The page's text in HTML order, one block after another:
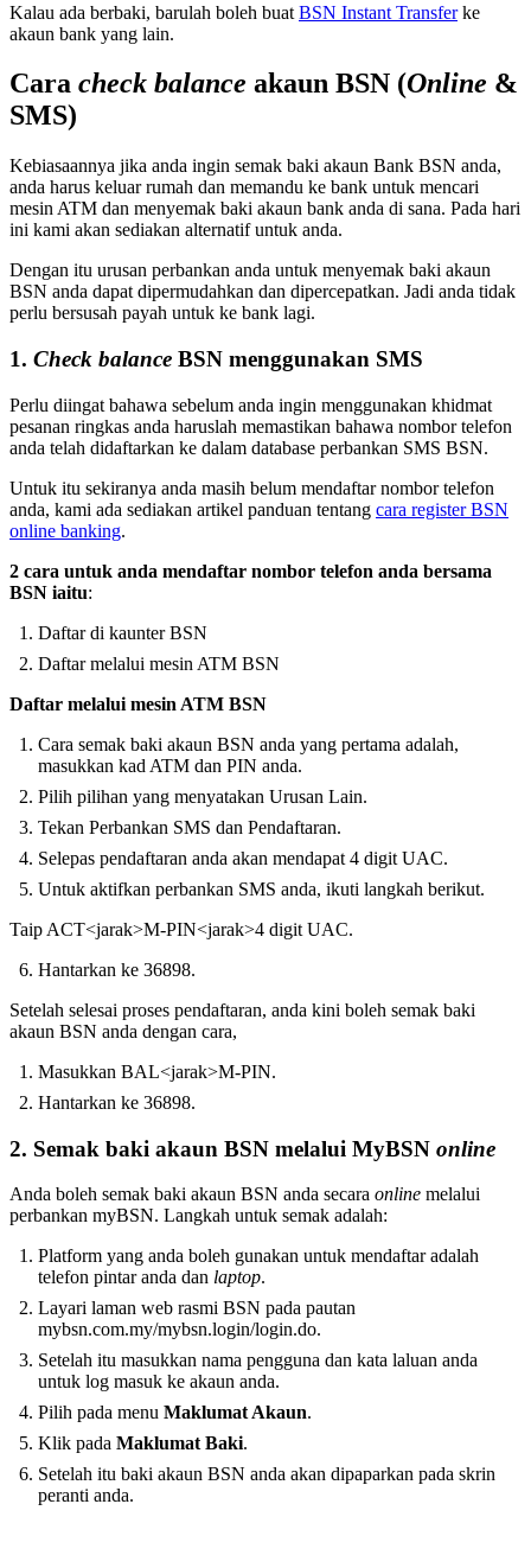
Kalau ada berbaki, barulah boleh buat BSN Instant Transferke
akaun bank yang lain.
Cara check balance akaun BSN (Online &
SMS)
Kebiasaannya jika anda ingin semak baki akaun Bank BSN anda,
anda harus keluar rumah dan memandu ke bank untuk mencari
mesin ATM dan menyemak baki akaun bank anda di sana. Pada hari
ini kami akan sediakan alternatif untuk anda.
Dengan itu urusan perbankan anda untuk menyemak baki akaun
BSN anda dapat dipermudahkan dan dipercepatkan. Jadi anda tidak
perlu bersusah payah untuk ke bank lagi.
1. Check balance BSN menggunakan SMS
Perlu diingat bahawa sebelum anda ingin menggunakan khidmat
pesanan ringkas anda haruslah memastikan bahawa nombor telefon
anda telah didaftarkan ke dalam database perbankan SMS BSN.
Untuk itu sekiranya anda masih belum mendaftar nombor telefon
anda, kami ada sediakan artikel panduan tentang cara register BSN
online banking.
2 cara untuk anda mendaftar nombor telefon anda bersama
BSN iaitu:
Daftar di kaunter BSN
Daftar melalui mesin ATM BSN
Daftar melalui mesin ATM BSN
Cara semak baki akaun BSN anda yang pertama adalah,
masukkan kad ATM dan PIN anda.
Pilih pilihan yang menyatakan Urusan Lain.
Tekan Perbankan SMS dan Pendaftaran.
Selepas pendaftaran anda akan mendapat 4 digit UAC.
Untuk aktifkan perbankan SMS anda, ikuti langkah berikut.
Taip ACT<jarak>M-PIN<jarak>4 digit UAC.
Hantarkan ke 36898.
Setelah selesai proses pendaftaran, anda kini boleh semak baki
akaun BSN anda dengan cara,
Masukkan BAL<jarak>M-PIN.
Hantarkan ke 36898.
2. Semak baki akaun BSN melalui MyBSN online
Anda boleh semak baki akaun BSN anda secara online melalui
perbankan myBSN. Langkah untuk semak adalah:
Platform yang anda boleh gunakan untuk mendaftar adalah
telefon pintar anda dan laptop.
Layari laman web rasmi BSN pada pautan
mybsn.com.my/mybsn.login/login.do.
Setelah itu masukkan nama pengguna dan kata laluan anda
untuk log masuk ke akaun anda.
Pilih pada menu Maklumat Akaun.
Klik pada Maklumat Baki.
Setelah itu baki akaun BSN anda akan dipaparkan pada skrin
peranti anda.